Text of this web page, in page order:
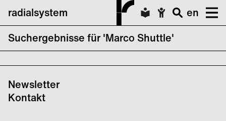
radialsystem
en
Suchergebnisse für 'Marco Shuttle'
keine Suchergebnisse für Marco Shuttle
Newsletter
Kontakt